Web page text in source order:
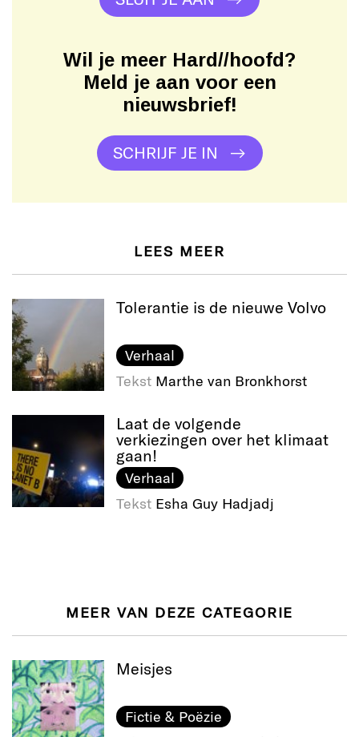
Wil je meer Hard//hoofd?
Meld je aan voor een
nieuwsbrief!
SCHRIJF JE IN
LEES MEER
Tolerantie is de nieuwe Volvo
Verhaal
Tekst Marthe van Bronkhorst
Laat de volgende
verkiezingen over het klimaat
gaan!
Verhaal
Tekst Esha Guy Hadjadj
MEER VAN DEZE CATEGORIE
Meisjes
Fictie & Poëzie